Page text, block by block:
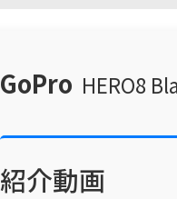
GoPro HERO8
紹介動画